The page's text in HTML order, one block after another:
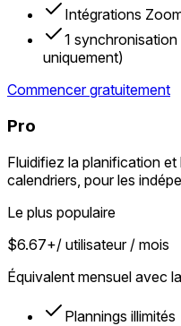
Intégrations
1
uniquement)
Commencer gratuitement
Pro
Fluidifiez la planification
calendriers, pour les
Le plus populaire
$6.67+/ utilisateur / mois
Équivalent mensuel avec
Plannings illimités